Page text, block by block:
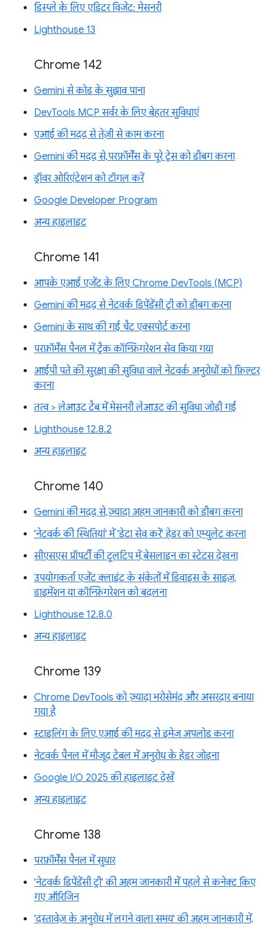
डिस्प्ले के लिए एडिटर विजेट: मेसनरी
Lighthouse 13
Chrome 142
Gemini से कोड के सुझाव पाना
DevTools MCP सर्वर के लिए बेहतर सुविधाएं
एआई की मदद से तेज़ी से काम करना
Gemini की मदद से, परफ़ॉर्मेंस के पूरे ट्रेस को डीबग करना
ड्रॉवर ओरिएंटेशन को टॉगल करें
Google Developer Program
अन्य हाइलाइट
Chrome 141
आपके एआई एजेंट के लिए Chrome DevTools (MCP)
Gemini की मदद से नेटवर्क डिपेंडेंसी ट्री को डीबग करना
Gemini के साथ की गई चैट एक्सपोर्ट करना
परफ़ॉर्मेंस पैनल में ट्रैक कॉन्फ़िगरेशन सेव किया गया
आईपी पते की सुरक्षा की सुविधा वाले नेटवर्क अनुरोधों को फ़िल्टर
करना
तत्व > लेआउट टैब में मेसनरी लेआउट की सुविधा जोड़ी गई
Lighthouse 12.8.2
अन्य हाइलाइट
Chrome 140
Gemini की मदद से, ज़्यादा अहम जानकारी को डीबग करना
'नेटवर्क की स्थितियां' में 'डेटा सेव करें' हेडर को एम्युलेट करना
सीएसएस प्रॉपर्टी की टूलटिप में, बेसलाइन का स्टेटस देखना
उपयोगकर्ता एजेंट क्लाइंट के संकेतों में डिवाइस के साइज़,
डाइमेंशन या कॉन्फ़िगरेशन को बदलना
Lighthouse 12.8.0
अन्य हाइलाइट
Chrome 139
Chrome DevTools को ज़्यादा भरोसेमंद और असरदार बनाया
गया है
स्टाइलिंग के लिए, एआई की मदद से इमेज अपलोड करना
नेटवर्क पैनल में मौजूद टेबल में अनुरोध के हेडर जोड़ना
Google I/O 2025 की हाइलाइट देखें
अन्य हाइलाइट
Chrome 138
परफ़ॉर्मेंस पैनल में सुधार
'नेटवर्क डिपेंडेंसी ट्री' की अहम जानकारी में पहले से कनेक्ट किए
गए ऑरिजिन
'दस्तावेज़ के अनुरोध में लगने वाला समय' की अहम जानकारी में,